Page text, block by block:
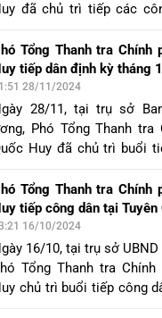
đã chủ trì tiếp các
TP Đà Nẵng Lê
tiếp công dân tại điểm cầu
Tổng Thanh tra Chính
tiếp dân định kỳ tháng
28/11/2024
28/11, tại trụ sở
Phó Tổng Thanh tra
Huy đã chủ trì buổi
đốc Công ty TNHH
35 Cát Linh, phường
thành phố Hà Nội. Cùng
công dân trung ương
diện Lãnh đạo Cục I,
đạo các sở, ban, ngành
Tổng Thanh tra Chính
tiếp công dân tại Tuyên
16/10/2024
16/10, tại trụ sở UBND
Tổng Thanh tra
chủ trì buổi tiếp công